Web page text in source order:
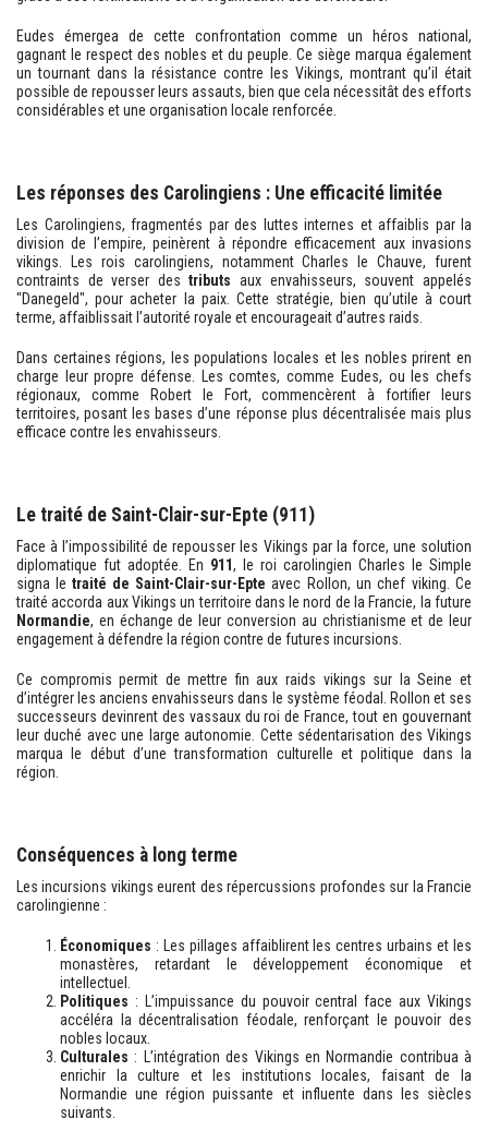
Eudes émergea de cette confrontation comme un héros national,
gagnant le respect des nobles et du peuple. Ce siège marqua également
un tournant dans la résistance contre les Vikings, montrant qu’il était
possible de repousser leurs assauts, bien que cela nécessitât des efforts
considérables et une organisation locale renforcée.
Les réponses des Carolingiens : Une efficacité limitée
Les Carolingiens, fragmentés par des luttes internes et affaiblis par la
division de l’empire, peinèrent à répondre efficacement aux invasions
vikings. Les rois carolingiens, notamment Charles le Chauve, furent
contraints de verser des tributs aux envahisseurs, souvent appelés
"Danegeld", pour acheter la paix. Cette stratégie, bien qu’utile à court
terme, affaiblissait l’autorité royale et encourageait d’autres raids.
Dans certaines régions, les populations locales et les nobles prirent en
charge leur propre défense. Les comtes, comme Eudes, ou les chefs
régionaux, comme Robert le Fort, commencèrent à fortifier leurs
territoires, posant les bases d’une réponse plus décentralisée mais plus
efficace contre les envahisseurs.
Le traité de Saint-Clair-sur-Epte (911)
Face à l’impossibilité de repousser les Vikings par la force, une solution
diplomatique fut adoptée. En 911, le roi carolingien Charles le Simple
signa le traité de Saint-Clair-sur-Epte avec Rollon, un chef viking. Ce
traité accorda aux Vikings un territoire dans le nord de la Francie, la future
Normandie, en échange de leur conversion au christianisme et de leur
engagement à défendre la région contre de futures incursions.
Ce compromis permit de mettre fin aux raids vikings sur la Seine et
d’intégrer les anciens envahisseurs dans le système féodal. Rollon et ses
successeurs devinrent des vassaux du roi de France, tout en gouvernant
leur duché avec une large autonomie. Cette sédentarisation des Vikings
marqua le début d’une transformation culturelle et politique dans la
région.
Conséquences à long terme
Les incursions vikings eurent des répercussions profondes sur la Francie
carolingienne :
Économiques : Les pillages affaiblirent les centres urbains et les
monastères, retardant le développement économique et
intellectuel.
Politiques : L’impuissance du pouvoir central face aux Vikings
accéléra la décentralisation féodale, renforçant le pouvoir des
nobles locaux.
Culturales : L’intégration des Vikings en Normandie contribua à
enrichir la culture et les institutions locales, faisant de la
Normandie une région puissante et influente dans les siècles
suivants.